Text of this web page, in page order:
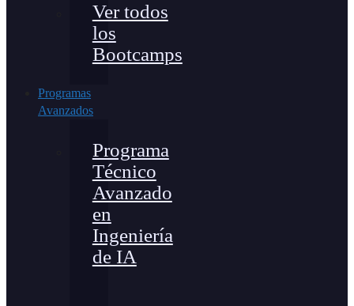
Ver todos
los
Bootcamps
Programas
Avanzados
Programa
Técnico
Avanzado
en
Ingeniería
de IA